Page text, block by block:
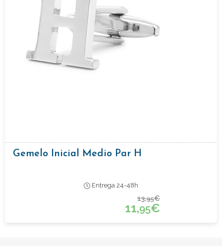
Gemelo Inicial Medio Par H
Entrega 24-48h
13,95€
11,95€